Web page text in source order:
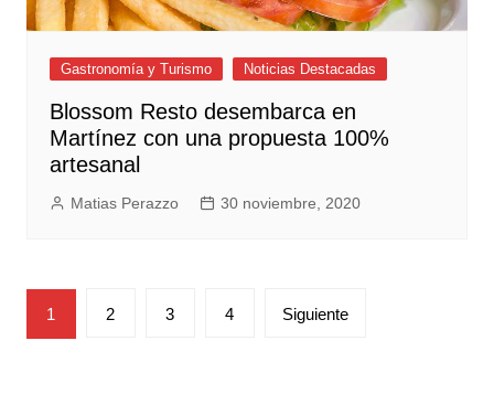
Gastronomía y Turismo Noticias Destacadas
Blossom Resto desembarca en
Martínez con una propuesta 100%
artesanal
Matias Perazzo 30 noviembre, 2020
Paginación
de
1 2 3 4 Siguiente